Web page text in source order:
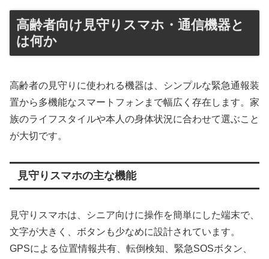
高齢者向け見守りスマホ・通信機器と
は何か
高齢者の見守りに使われる機器は、シンプルな緊急通報装
置から多機能なスマートフォンまで幅広く存在します。家
族のライフスタイルや本人の身体状況に合わせて選ぶこと
が大切です。
見守りスマホの主な機能
見守りスマホは、シニア向けに操作を簡単にした端末で、
文字が大きく、ボタンも少なめに設計されています。
GPSによる位置情報共有、転倒検知、緊急SOSボタン、